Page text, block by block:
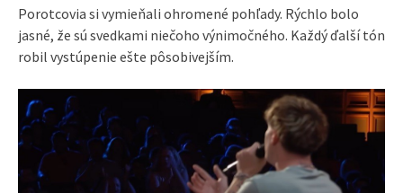
Porotcovia si vymieňali ohromené pohľady. Rýchlo bolo
jasné, že sú svedkami niečoho výnimočného. Každý ďalší tón
robil vystúpenie ešte pôsobivejším.